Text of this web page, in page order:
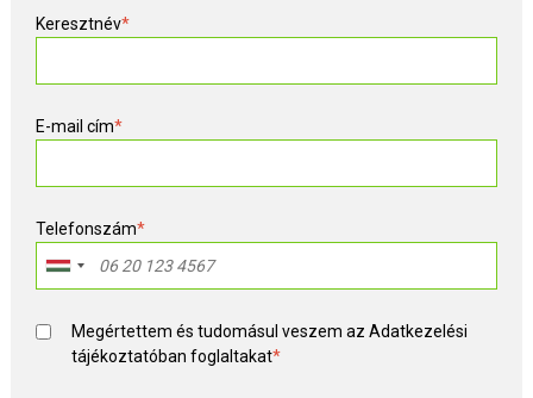
Keresztnév*
E-mail cím*
Telefonszám*
Megértettem és tudomásul veszem azAdatkezelési
tájékoztatóban foglaltakat*